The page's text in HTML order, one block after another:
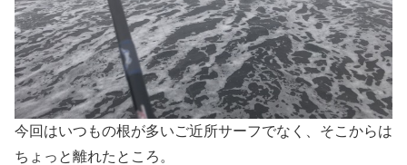
今回はいつもの根が多いご近所サーフでなく、そこからは
ちょっと離れたところ。